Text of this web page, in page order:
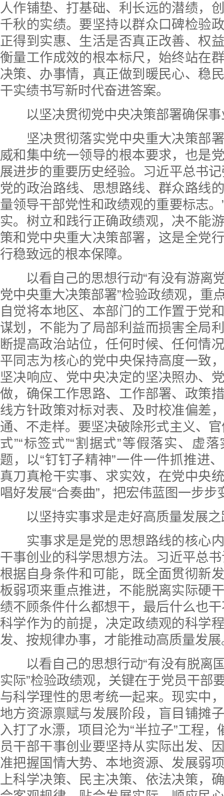
人作铺垫、打基础、利长远的潜绩，
千秋的实绩。要坚持以群众口碑检验
正得到实惠、生活是否真正改善、权
衡量工作成效的根本标尺，始终站在
决策、办事情，真正做到暖民心、稳
干实绩书写新时代奋进答案。
以坚决贯彻党中央决策部署确保事
坚决贯彻落实党中央重大决策部署
威和集中统一领导的根本要求，也是
展进步的重要历史经验。习近平总书
党的政治路线、思想路线、群众路线
量领导干部党性和政绩观的重要标志
实。树立和践行正确政绩观，决不能
策和党中央重大决策部署，这是全党
行稳致远的根本保障。
以看自己的思想行动“有没有游离
党中央重大决策部署”检验政绩观，重
自觉将本地区、本部门的工作置于党
谋划，不能为了局部利益而损害全局
断提高政治站位，任何时候、任何情
平同志为核心的党中央保持高度一致
坚决响应、党中央决定的坚决照办、
做，确保工作思路、工作部署、政策
线方针政策对标对表、及时校准偏差
通、不走样。要坚决破除形式主义、
式”“标签式”“割据式”等假落实、虚
题，以“钉钉子精神”一件一件抓推进
真刀真枪干实事、求实效，在党中央
唱好发展“合奏曲”，把宏伟蓝图一步步
以坚持实事求是走好高质量发展之
实事求是是党的思想路线的核心内
干事创业的科学思想方法。习近平总
根据自身条件和可能，既全面贯彻新
板弱项来重点推进，不能脱离实际硬
绩不顾条件什么都想干，最后什么也
科学作为的前提，决定政绩观的科学
发、按规律办事，才能推动高质量发展
以看自己的思想行动“有没有脱离
实际”检验政绩观，关键在于党员干部
与科学理性的思考统一起来。现实中
地方资源禀赋与发展阶段，盲目铺摊
入打了水漂，项目沦为“半拉子”工程，
员干部干事创业要坚持从实际出发、
准把握国情大势、本地资源、发展弱
上科学决策、民主决策、依法决策，